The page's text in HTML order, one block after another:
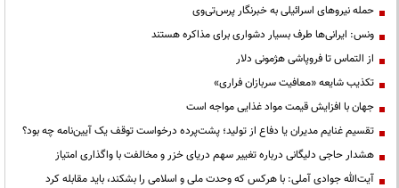
حمله نیروهای اسرائیلی به خبرنگار پرس‌تی‌وی
ونس: ایرانی‌ها طرف بسیار دشواری برای مذاکره هستند
از التماس تا فروپاشی هژمونی دلار
تکذیب شایعه «معافیت سربازان فراری»
جهان با افزایش قیمت مواد غذایی مواجه است
تقسیم غنایم مدیران یا دفاع از تولید؛ پشت‌پرده درخواست توقف یک آیین‌نامه چه بود؟
هشدار حاجی دلیگانی درباره تغییر سهم دریای خزر و مخالفت با واگذاری امتیاز
آیت‌الله جوادی آملی: با هرکس که وحدت ملی و اسلامی را بشکند، باید مقابله کرد